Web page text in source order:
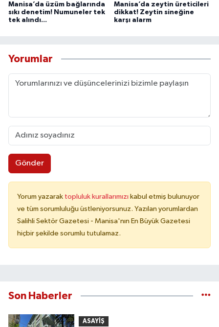
Manisa’da üzüm bağlarında
sıkı denetim! Numuneler tek
tek alındı...
Manisa’da zeytin üreticileri
dikkat! Zeytin sineğine
karşı alarm
Yorumlar
Gönder
Yorum yazarak topluluk kurallarımızı kabul etmiş bulunuyor
ve tüm sorumluluğu üstleniyorsunuz. Yazılan yorumlardan
Salihli Sektör Gazetesi - Manisa'nın En Büyük Gazetesi
hiçbir şekilde sorumlu tutulamaz.
Son Haberler
ASAYİŞ